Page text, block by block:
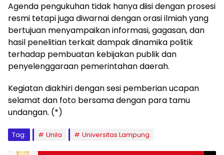
Agenda pengukuhan tidak hanya diisi dengan prosesi
resmi tetapi juga diwarnai dengan orasi ilmiah yang
bertujuan menyampaikan informasi, gagasan, dan
hasil penelitian terkait dampak dinamika politik
terhadap pembuatan kebijakan publik dan
penyelenggaraan pemerintahan daerah.
Kegiatan diakhiri dengan sesi pemberian ucapan
selamat dan foto bersama dengan para tamu
undangan. (*)
Tag: Unila Universitas Lampung